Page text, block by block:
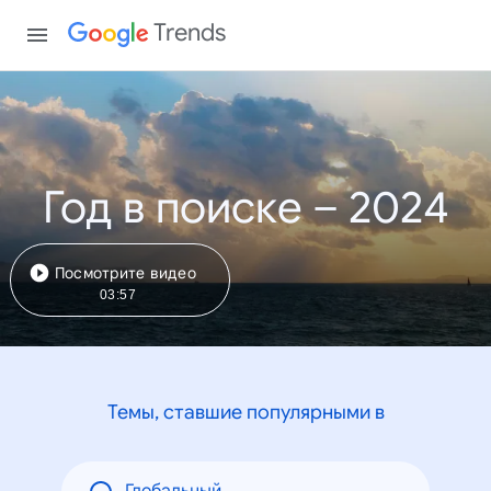
Trends
Год в поиске – 2024
Посмотрите видео
03:57
Темы, ставшие популярными в